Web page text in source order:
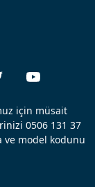
için müsait
0506 131 37
ve model kodunu